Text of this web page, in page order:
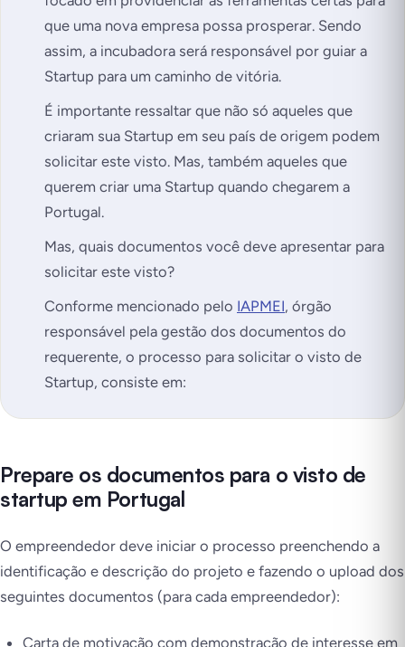
que uma nova empresa possa prosperar. Sendo
assim, a incubadora será responsável por guiar a
Startup para um caminho de vitória.
É importante ressaltar que não só aqueles que
criaram sua Startup em seu país de origem podem
solicitar este visto. Mas, também aqueles que
querem criar uma Startup quando chegarem a
Portugal.
Mas, quais documentos você deve apresentar para
solicitar este visto?
Conforme mencionado pelo IAPMEI, órgão
responsável pela gestão dos documentos do
requerente, o processo para solicitar o visto de
Startup, consiste em:
Prepare os documentos para o visto de
startup em Portugal
O empreendedor deve iniciar o processo preenchendo a
identificação e descrição do projeto e fazendo o upload dos
seguintes documentos (para cada empreendedor):
Carta de motivação com demonstração de interesse em